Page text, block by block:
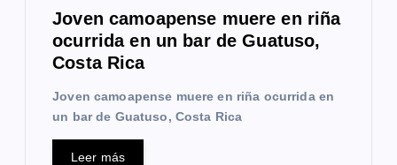
Joven camoapense muere en riña
ocurrida en un bar de Guatuso,
Costa Rica
Joven camoapense muere en riña ocurrida en
un bar de Guatuso, Costa Rica
Leer más